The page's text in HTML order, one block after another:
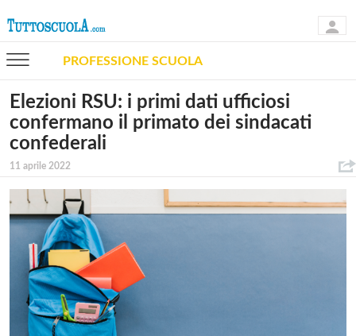
PROFESSIONE SCUOLA
Elezioni RSU: i primi dati ufficiosi
confermano il primato dei sindacati
confederali
11 aprile 2022